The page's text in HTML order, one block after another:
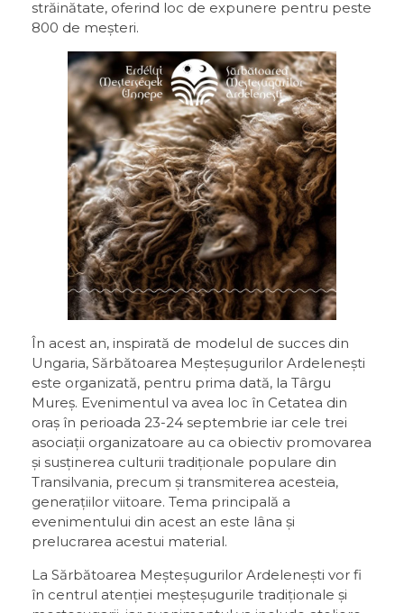
străinătate, oferind loc de expunere pentru peste
800 de meșteri.
În acest an, inspirată de modelul de succes din
Ungaria, Sărbătoarea Meșteșugurilor Ardelenești
este organizată, pentru prima dată, la Târgu
Mureș. Evenimentul va avea loc în Cetatea din
oraș în perioada 23-24 septembrie iar cele trei
asociații organizatoare au ca obiectiv promovarea
și susținerea culturii tradiționale populare din
Transilvania, precum și transmiterea acesteia,
generațiilor viitoare. Tema principală a
evenimentului din acest an este lâna și
prelucrarea acestui material.
La Sărbătoarea Meșteșugurilor Ardelenești vor fi
în centrul atenției meșteșugurile tradiționale și